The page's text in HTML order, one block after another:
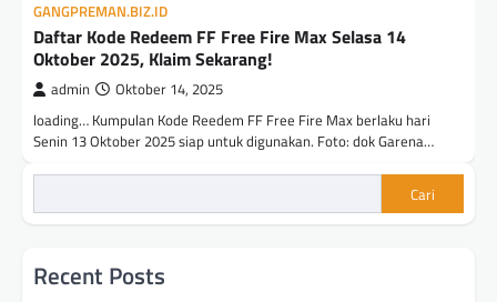
GANGPREMAN.BIZ.ID
Daftar Kode Redeem FF Free Fire Max Selasa 14
Oktober 2025, Klaim Sekarang!
admin Oktober 14, 2025
loading… Kumpulan Kode Reedem FF Free Fire Max berlaku hari
Senin 13 Oktober 2025 siap untuk digunakan. Foto: dok Garena…
Cari
Recent Posts